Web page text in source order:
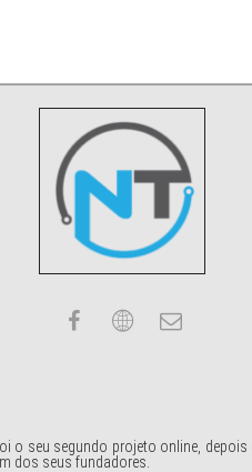
o seu segundo projeto online,
dos seus fundadores.